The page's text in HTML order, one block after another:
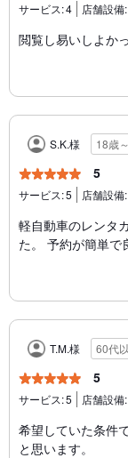
サービス:4 店舗設備:
閲覧し易いしよかっ
S.K.様 18歳
5
サービス:5 店舗設備:
軽自動車のレンタ
た。 予約が簡単で
T.M.様 60代
5
サービス:5 店舗設備:
希望していた条件
と思います。